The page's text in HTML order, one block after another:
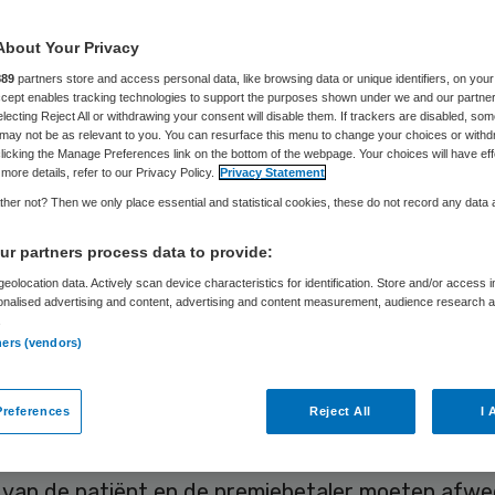
Maarten IJzerman en Bas Leerink19 juni 2015,12:00 187
voor de curatieve zorg in Nederland is vanaf
met gereguleerde competitie tussen
van zorgverzekeraars. Die concurreren met de
patiënt. Zorgaanbieders zijn hiermee, in
geworden van hun toegevoegde waarde in de
Your Privacy
partners store and access personal data, like browsing data or unique identifiers, on your
enables tracking technologies to support the purposes shown under we and our
Reject All or withdrawing your consent will disable them. If trackers are disabled,
not be as relevant to you. You can resurface this menu to change your choices or
the Manage Preferences link on the bottom of the webpage. Your choices will have
details, refer to our Privacy Policy. Privacy Statement
not? Then we only place essential and statistical cookies, these do not record any data
partners process data to provide:
data. Actively scan device characteristics for identification. Store and/or access
advertising and content, advertising and content measurement, audience research
(vendors)
Reject All I